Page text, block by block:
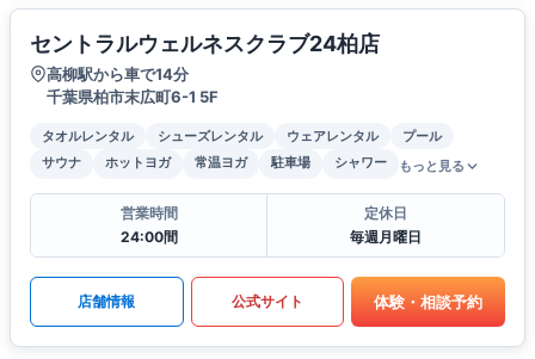
セントラルウェルネスクラブ24柏店
高柳駅から車で14分
千葉県柏市末広町6-1 5F
タオルレンタル シューズレンタル ウェアレンタル
プール
サウナ
ホットヨガ 常温ヨガ 駐車場 シャワー もっと見る
営業時間
24:00間
定休日
毎週月曜日
店舗情報 公式サイト 体験・相談予約